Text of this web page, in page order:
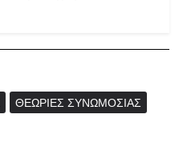
ΘΕΩΡΊΕΣ ΣΥΝΩΜΟΣΊΑΣ